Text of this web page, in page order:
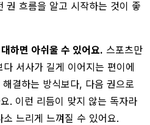
권 흐름을 알고 시작하는 것이 좋
하면 아쉬울 수 있어요. 스포츠만
서사가 길게 이어지는 편이에
결하는 방식보다, 다음 권으로
. 이런 리듬이 맞지 않는 독자라
느리게 느껴질 수 있어요.